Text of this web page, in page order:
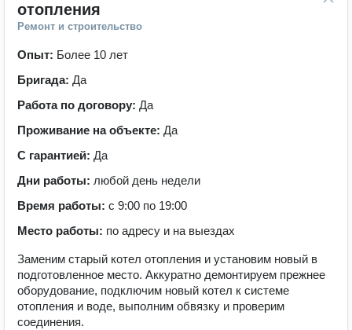
отопления
Ремонт и строительство
Опыт: Более 10 лет
Бригада: Да
Работа по договору: Да
Проживание на объекте: Да
С гарантией: Да
Дни работы: любой день недели
Время работы: с 9:00 по 19:00
Место работы: по адресу и на выездах
Заменим старый котел отопления и установим новый в
подготовленное место. Аккуратно демонтируем прежнее
оборудование, подключим новый котел к системе
отопления и воде, выполним обвязку и проверим
соединения.